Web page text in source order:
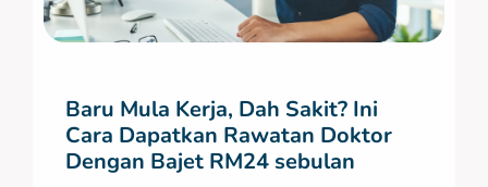
Baru Mula Kerja, Dah Sakit? Ini
Cara Dapatkan Rawatan Doktor
Dengan Bajet RM24 sebulan